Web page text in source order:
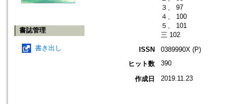
書誌管理
書き出し
３、 97
４、 100
５、 101
三 102
ISSN
0389990X (P)
ヒット数
390
作成日 2019.11.23